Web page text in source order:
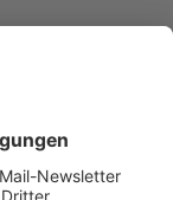
das
beschreibt.
Mega-Band
setzen und